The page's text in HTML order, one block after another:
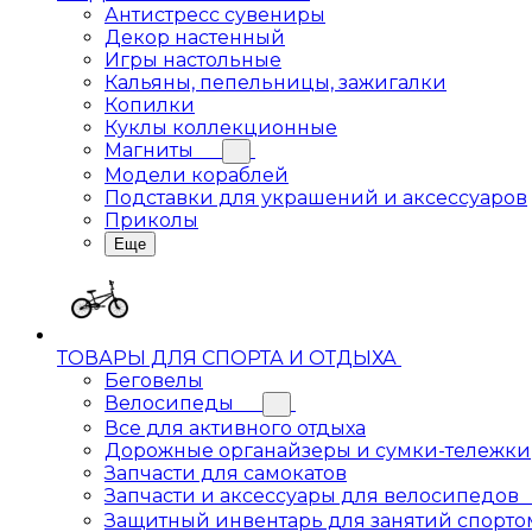
Антистресс сувениры
Декор настенный
Игры настольные
Кальяны, пепельницы, зажигалки
Копилки
Куклы коллекционные
Магниты
Модели кораблей
Подставки для украшений и аксессуаров
Приколы
Еще
ТОВАРЫ ДЛЯ СПОРТА И ОТДЫХА
Беговелы
Велосипеды
Все для активного отдыха
Дорожные органайзеры и сумки-тележки
Запчасти для самокатов
Запчасти и аксессуары для велосипедов
Защитный инвентарь для занятий